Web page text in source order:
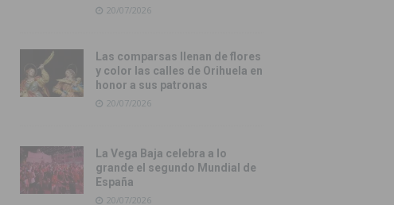
20/07/2026
Las comparsas llenan de flores
y color las calles de Orihuela en
honor a sus patronas
20/07/2026
La Vega Baja celebra a lo
grande el segundo Mundial de
España
20/07/2026